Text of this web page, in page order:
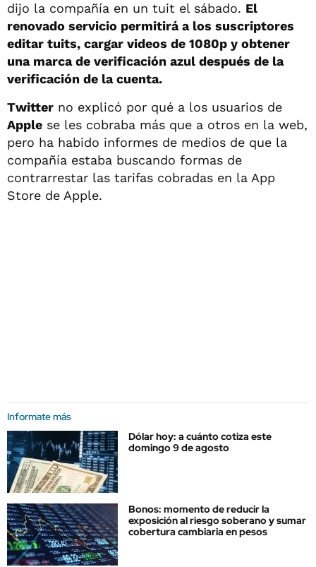
dijo la compañía en un tuit el sábado. El
renovado servicio permitirá a los suscriptores
editar tuits, cargar videos de 1080p y obtener
una marca de verificación azul después de la
verificación de la cuenta.
Twitter no explicó por qué a los usuarios de
Apple se les cobraba más que a otros en la web,
pero ha habido informes de medios de que la
compañía estaba buscando formas de
contrarrestar las tarifas cobradas en la App
Store de Apple.
Informate más
Dólar hoy: a cuánto cotiza este
domingo 9 de agosto
Bonos: momento de reducir la
exposición al riesgo soberano y sumar
cobertura cambiaria en pesos